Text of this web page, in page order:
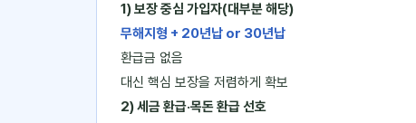
1) 보장 중심 가입자(대부분 해당)
무해지형 + 20년납 or 30년납
환급금 없음
대신 핵심 보장을 저렴하게 확보
2) 세금 환급·목돈 환급 선호